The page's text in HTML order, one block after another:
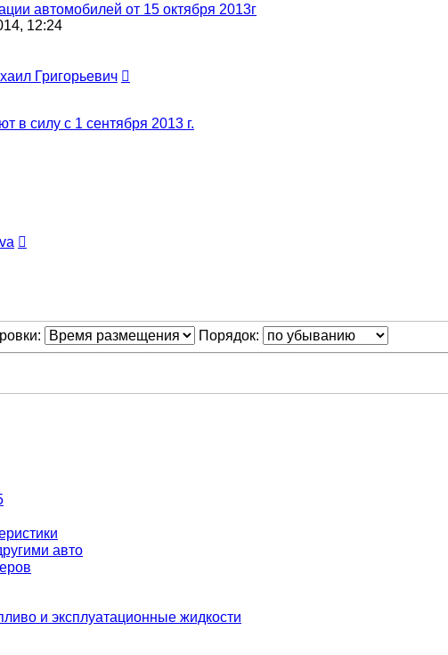
автомобилей от 15 октября 2013г
12:24
Григорьевич
силу с 1 сентября 2013 г.
Порядок:
авто
и эксплуатационные жидкости